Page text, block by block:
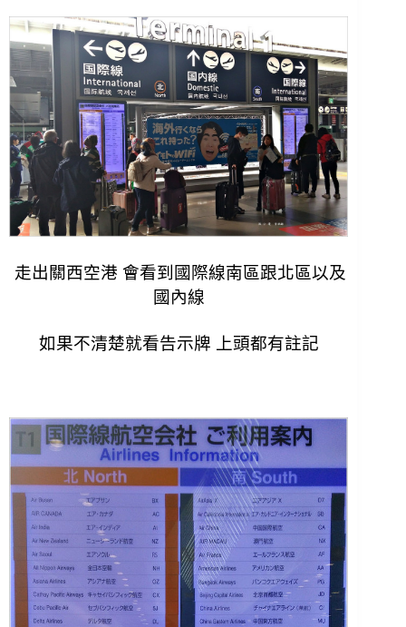
走出關西空港 會看到國際線南區跟北區以及
國內線
如果不清楚就看告示牌 上頭都有註記